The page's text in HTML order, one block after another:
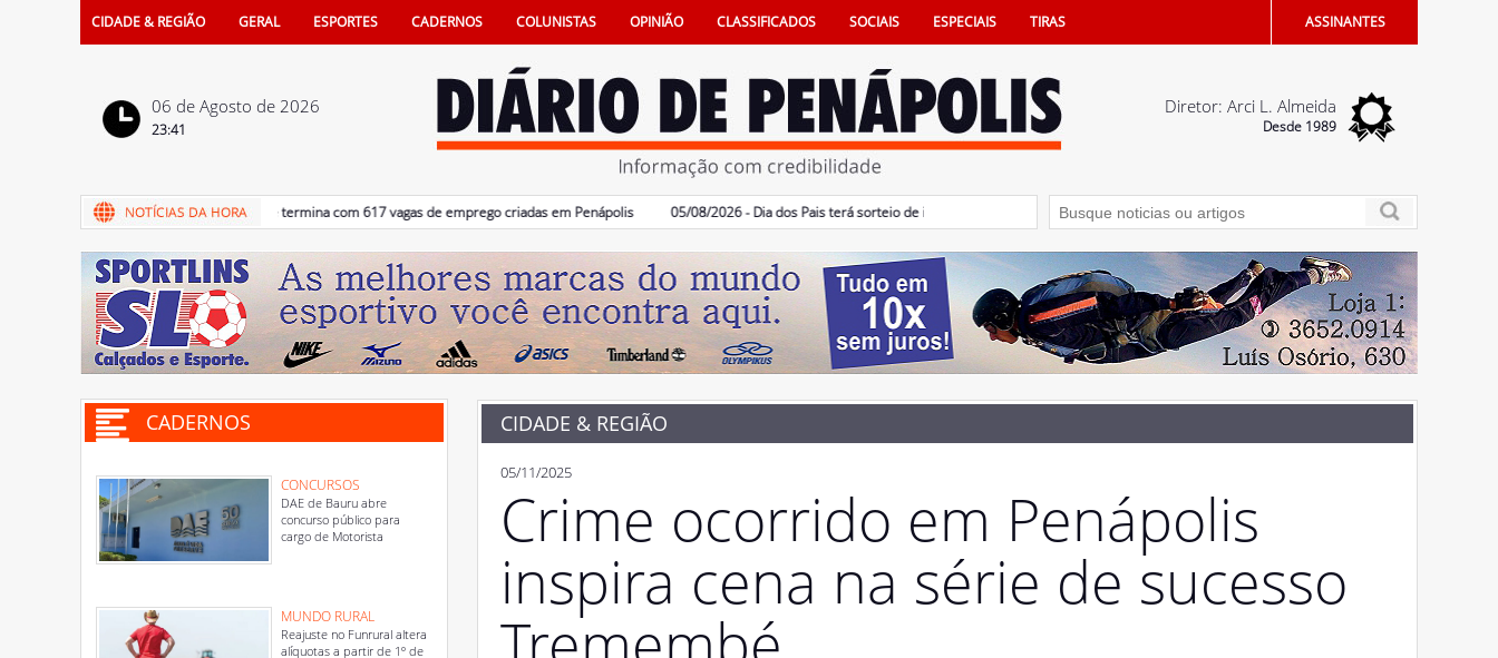
CIDADE & REGIÃO GERAL ESPORTES CADERNOS COLUNISTAS OPINIÃO CLASSIFICADOS SOCIAIS ESPECIAIS TIRAS ASSINANTES
06 de Agosto de 2026
23:41
Diretor: Arci L. Almeida
Desde 1989
06/08/2026 - Semestre termina com 617 vagas de emprego criadas em Penápolis 05/08/2026 - Dia dos Pais terá sorteio de iPhone 16 no comércio de Penápolis 04/08/2026 - Saúde bucal: Penápolis terá Unidade
CADERNOS
CONCURSOS
DAE de Bauru abre
concurso público para
cargo de Motorista
MUNDO RURAL
Reajuste no Funrural altera
alíquotas a partir de 1º de
CIDADE & REGIÃO
05/11/2025
Crime ocorrido em Penápolis
inspira cena na série de sucesso